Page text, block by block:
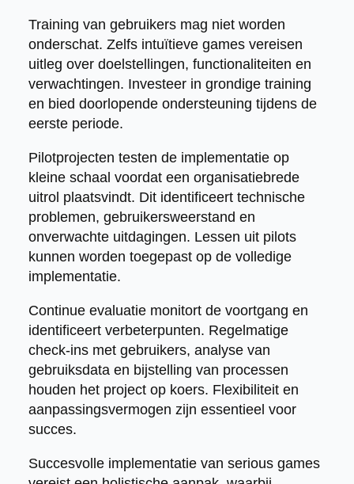
Training van gebruikers mag niet worden
onderschat. Zelfs intuïtieve games vereisen
uitleg over doelstellingen, functionaliteiten en
verwachtingen. Investeer in grondige training
en bied doorlopende ondersteuning tijdens de
eerste periode.
Pilotprojecten testen de implementatie op
kleine schaal voordat een organisatiebrede
uitrol plaatsvindt. Dit identificeert technische
problemen, gebruikersweerstand en
onverwachte uitdagingen. Lessen uit pilots
kunnen worden toegepast op de volledige
implementatie.
Continue evaluatie monitort de voortgang en
identificeert verbeterpunten. Regelmatige
check-ins met gebruikers, analyse van
gebruiksdata en bijstelling van processen
houden het project op koers. Flexibiliteit en
aanpassingsvermogen zijn essentieel voor
succes.
Succesvolle implementatie van serious games